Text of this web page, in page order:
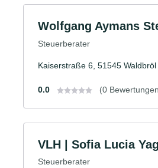
Wolfgang Aymans
Steuerberater
Kaiserstraße 6, 51545 Waldbröl
0.0 (0
VLH | Sofia Lucia
Steuerberater